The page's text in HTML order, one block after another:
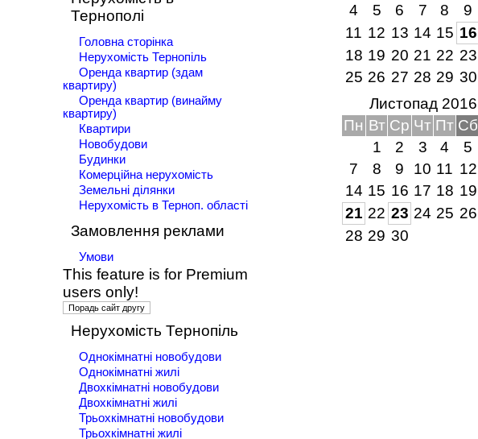
Тернополі
Головна сторінка
Нерухомість Тернопіль
Оренда квартир (здам
квартиру)
Оренда квартир (винайму
квартиру)
Квартири
Новобудови
Будинки
Комерційна нерухомість
Земельні ділянки
Нерухомість в Терноп. області
Замовлення реклами
Умови
This feature is for Premium
users only!
Нерухомість Тернопіль
Однокімнатні новобудови
Однокімнатні жилі
Двохкімнатні новобудови
Двохкімнатні жилі
Трьохкімнатні новобудови
Трьохкімнатні жилі
4
5 6 7 8 9
11 12 13 14 15 16
18 19 20 21 22 23
25 26 27 28 29 30
Листопад 2016
Пн Вт Ср Чт Пт Сб
1
2 3 4 5
7
8 9 10 11 12
14 15 16 17 18 19
21 22 23 24 25 26
28 29 30